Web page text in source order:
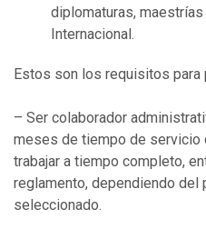
diplomaturas,
Internacional.
Estos son los requisitos para
– Ser colaborador
meses de tiempo de servicio
trabajar a tiempo completo,
reglamento, dependiendo del
seleccionado.